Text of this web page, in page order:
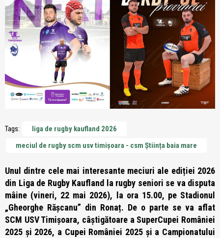
Tags:
liga de rugby kaufland 2026
meciul de rugby scm usv timișoara - csm Știința baia mare
Unul dintre cele mai interesante meciuri ale ediției 2026
din Liga de Rugby Kaufland la rugby seniori se va disputa
mâine (vineri, 22 mai 2026), la ora 15.00, pe Stadionul
„Gheorghe Rășcanu” din Ronaț. De o parte se va aflat
SCM USV Timișoara, câștigătoare a SuperCupei României
2025 și 2026, a Cupei României 2025 și a Campionatului